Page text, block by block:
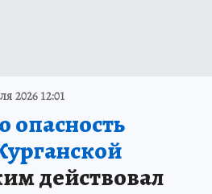
2026 12:01
опасность
действовал